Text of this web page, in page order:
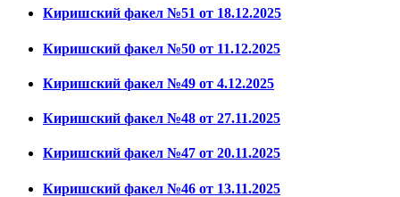
Киришский факел №51 от 18.12.2025
Киришский факел №50 от 11.12.2025
Киришский факел №49 от 4.12.2025
Киришский факел №48 от 27.11.2025
Киришский факел №47 от 20.11.2025
Киришский факел №46 от 13.11.2025